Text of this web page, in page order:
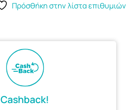
Πρόσθήκη στην λίστα επιθυμιών
Cashback!